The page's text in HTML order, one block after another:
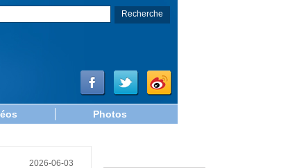
Photos
2026-06-03